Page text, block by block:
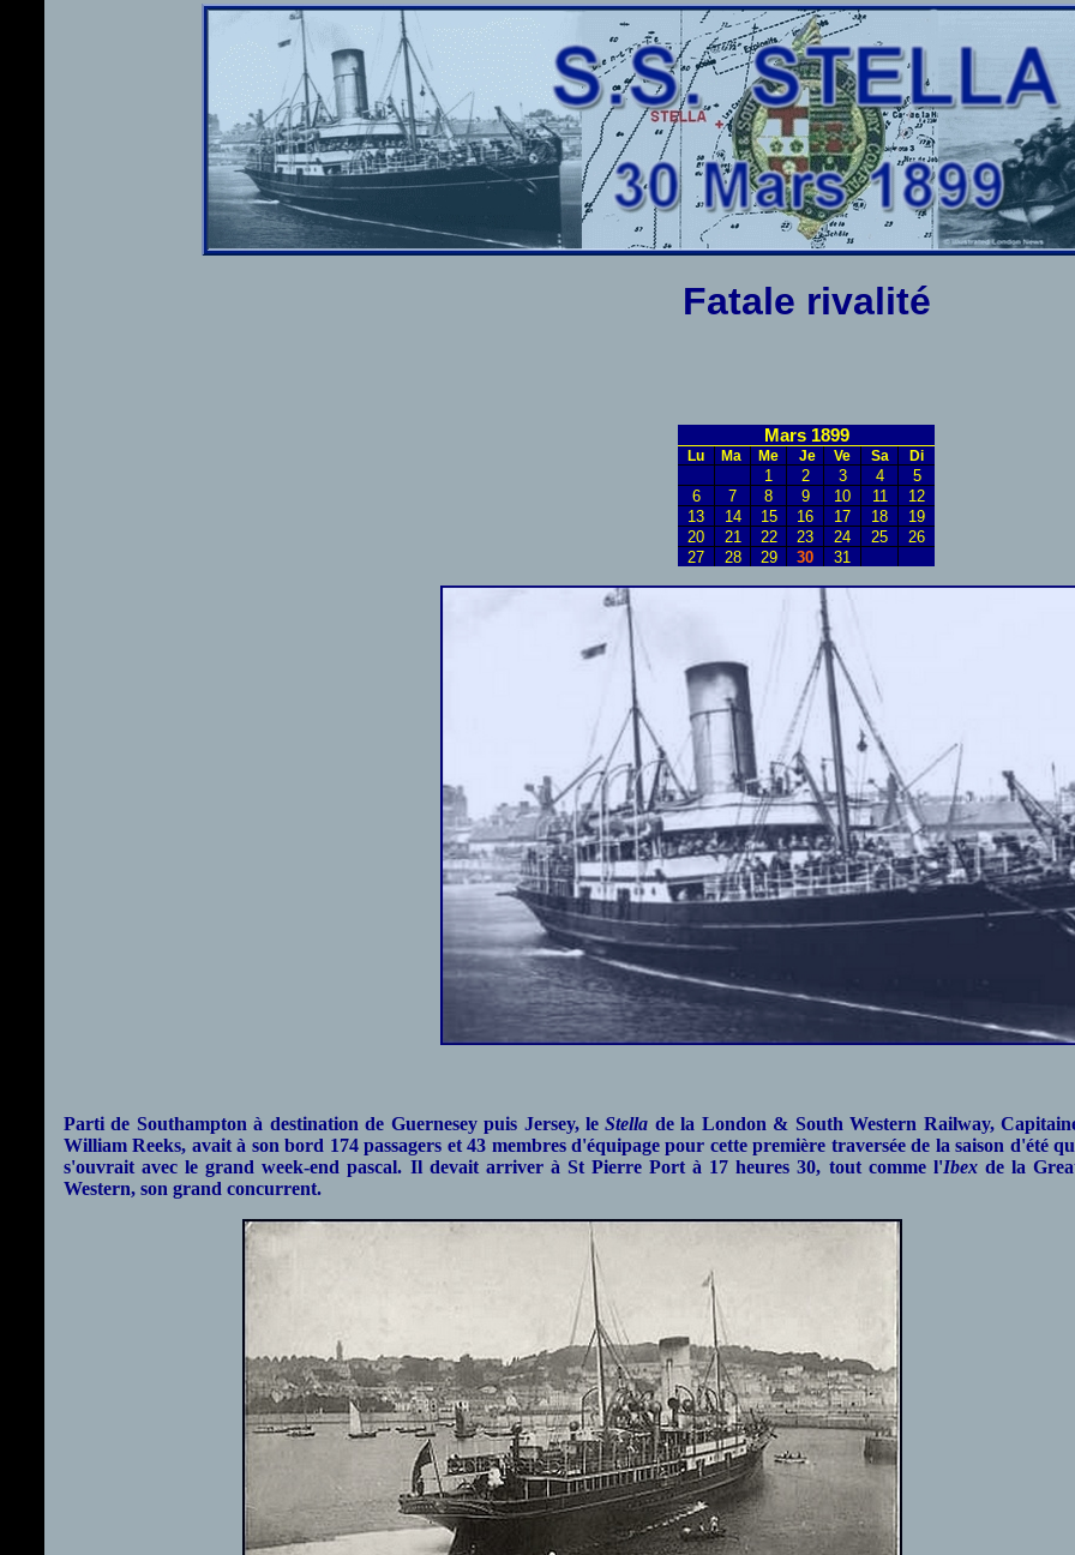
Fatale rivalité
Mars 1899
Lu Ma Me Je Ve Sa Di
1 2 3 4
5
6
7 8 9 10 11
12
13
14 15 16 17 18
19
20
21 22 23 24 25
26
27
28 29 30 31
Parti de Southampton à destination de Guernesey puis Jersey, leStella de la London & South Western Railway,
William Reeks, avait à son bord 174 passagers et 43 membres d'équipage pour cette première traversée de la saison d'été
s'ouvrait avec le grand week-end pascal. Il devait arriver à St Pierre Port à 17 heures 30, tout comme l'Ibexde la
Western, son grand concurrent.